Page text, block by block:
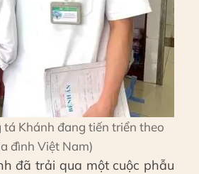
Khánh đang tiến triển theo
đình Việt Nam)
đã trải qua một cuộc phẫu